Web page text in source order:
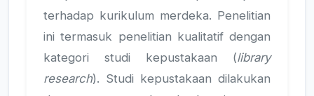
terhadap kurikulum merdeka. Penelitian
ini termasuk penelitian kualitatif dengan
kategori studi kepustakaan (library
research). Studi kepustakaan dilakukan